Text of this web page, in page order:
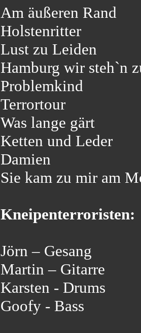
Am äußeren Rand
Holstenritter
Lust zu Leiden
Hamburg wir steh`n
Problemkind
Terrortour
Was lange gärt
Ketten und Leder
Damien
Sie kam zu mir am
Kneipenterroristen:
Jörn – Gesang
Martin – Gitarre
Karsten - Drums
Goofy - Bass